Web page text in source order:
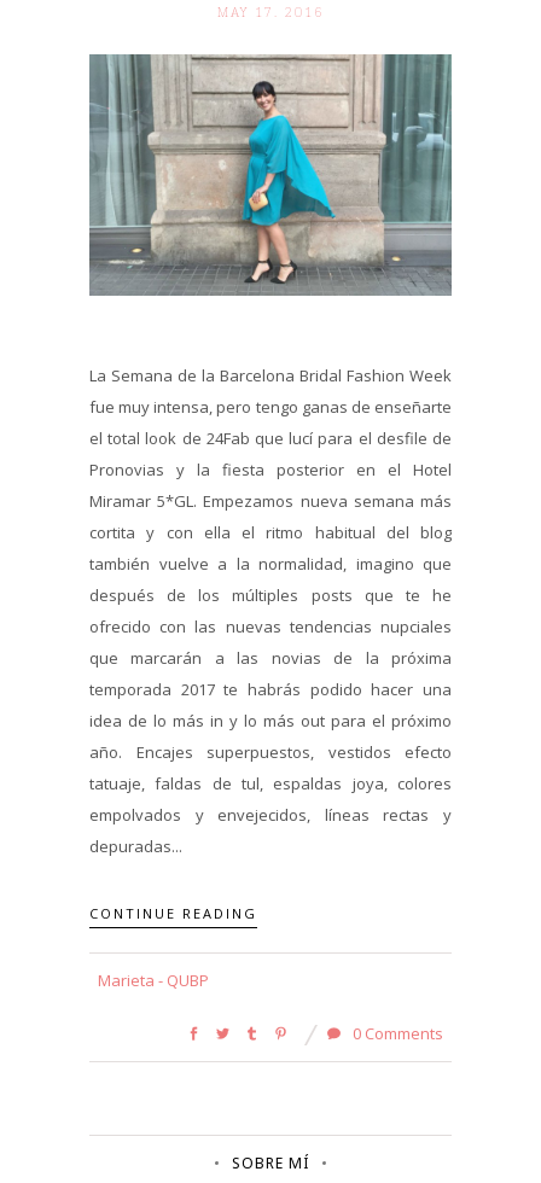
MAY 17. 2016
La Semana de la Barcelona Bridal Fashion Week
fue muy intensa, pero tengo ganas de enseñarte
el total look de 24Fab que lucí para el desfile de
Pronovias y la fiesta posterior en el Hotel
Miramar 5*GL. Empezamos nueva semana más
cortita y con ella el ritmo habitual del blog
también vuelve a la normalidad, imagino que
después de los múltiples posts que te he
ofrecido con las nuevas tendencias nupciales
que marcarán a las novias de la próxima
temporada 2017 te habrás podido hacer una
idea de lo más in y lo más out para el próximo
año. Encajes superpuestos, vestidos efecto
tatuaje, faldas de tul, espaldas joya, colores
empolvados y envejecidos, líneas rectas y
depuradas...
CONTINUE READING
Marieta - QUBP
0 Comments
SOBRE MÍ